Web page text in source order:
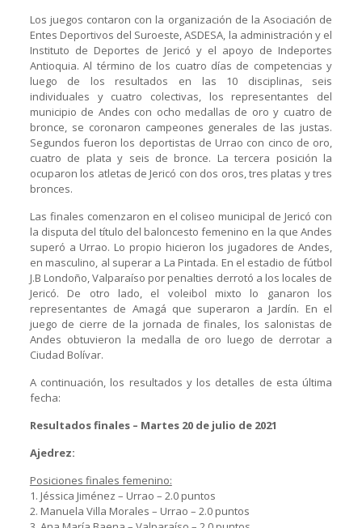
Los juegos contaron con la organización de la Asociación de
Entes Deportivos del Suroeste, ASDESA, la administración y el
Instituto de Deportes de Jericó y el apoyo de Indeportes
Antioquia. Al término de los cuatro días de competencias y
luego de los resultados en las 10 disciplinas, seis
individuales y cuatro colectivas, los representantes del
municipio de Andes con ocho medallas de oro y cuatro de
bronce, se coronaron campeones generales de las justas.
Segundos fueron los deportistas de Urrao con cinco de oro,
cuatro de plata y seis de bronce. La tercera posición la
ocuparon los atletas de Jericó con dos oros, tres platas y tres
bronces.
Las finales comenzaron en el coliseo municipal de Jericó con
la disputa del título del baloncesto femenino en la que Andes
superó a Urrao. Lo propio hicieron los jugadores de Andes,
en masculino, al superar a La Pintada. En el estadio de fútbol
J.B Londoño, Valparaíso por penalties derrotó a los locales de
Jericó. De otro lado, el voleibol mixto lo ganaron los
representantes de Amagá que superaron a Jardín. En el
juego de cierre de la jornada de finales, los salonistas de
Andes obtuvieron la medalla de oro luego de derrotar a
Ciudad Bolívar.
A continuación, los resultados y los detalles de esta última
fecha:
Resultados finales – Martes 20 de julio de 2021
Ajedrez:
Posiciones finales femenino:
1. Jéssica Jiménez – Urrao – 2.0 puntos
2. Manuela Villa Morales – Urrao – 2.0 puntos